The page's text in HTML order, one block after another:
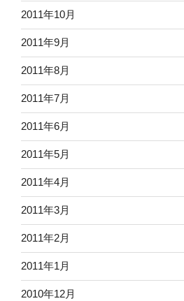
2011年10月
2011年9月
2011年8月
2011年7月
2011年6月
2011年5月
2011年4月
2011年3月
2011年2月
2011年1月
2010年12月